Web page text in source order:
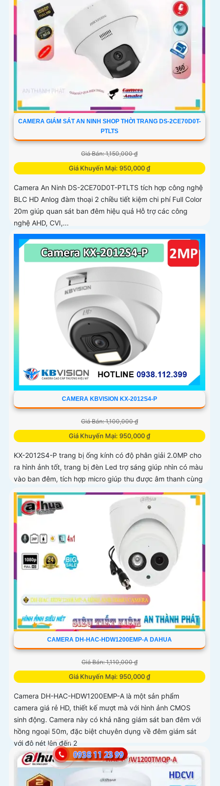
CAMERA GIÁM SÁT AN NINH SHOP THỜI TRANG DS-2CE70D0T-
PTLTS
Giá Bán: 1,150,000 ₫
Giá Khuyến Mại: 950,000 ₫
Camera An Ninh DS-2CE70D0T-PTLTS tích hợp công nghệ
BLC HD Anlog đàm thoại 2 chiều tiết kiệm chi phí Full Color
20m giúp quan sát ban đêm hiệu quả Hỗ trợ các công
nghệ AHD, CVI,...
CAMERA KBVISION KX-2012S4-P
Giá Bán: 1,100,000 ₫
Giá Khuyến Mại: 950,000 ₫
KX-2012S4-P trang bị ống kính có độ phân giải 2.0MP cho
ra hình ảnh tốt, trang bị đèn Led trợ sáng giúp nhìn có màu
vào ban đêm, tích hợp micro giúp thu được âm thanh cùng
với hình ảnh, camera này sẽ sử dụng chung với đầu ghi
hình
CAMERA DH-HAC-HDW1200EMP-A DAHUA
Giá Bán: 1,110,000 ₫
Giá Khuyến Mại: 950,000 ₫
Camera DH-HAC-HDW1200EMP-A là một sản phẩm
camera giá rẻ HD, thiết kế mượt mà với hình ảnh CMOS
sinh động. Camera này có khả năng giám sát ban đêm với
hồng ngoại 50m, đặc biệt chuyên dụng về đêm giám sát
với độ nét lên đến 2